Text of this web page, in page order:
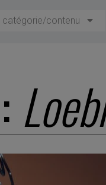
catégorie/contenu